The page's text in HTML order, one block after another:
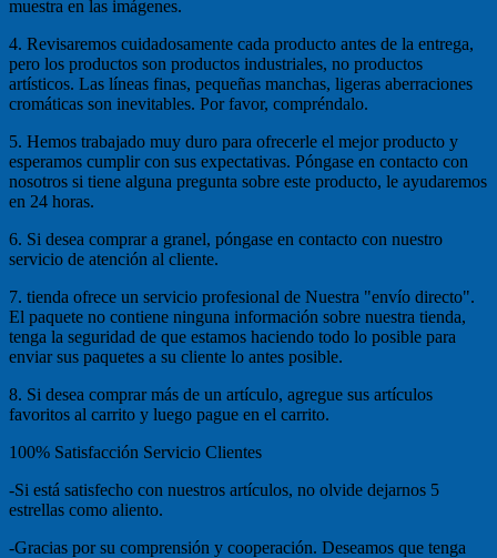
muestra en las imágenes.
4. Revisaremos cuidadosamente cada producto antes de la entrega,
pero los productos son productos industriales, no productos
artísticos. Las líneas finas, pequeñas manchas, ligeras aberraciones
cromáticas son inevitables. Por favor, compréndalo.
5. Hemos trabajado muy duro para ofrecerle el mejor producto y
esperamos cumplir con sus expectativas. Póngase en contacto con
nosotros si tiene alguna pregunta sobre este producto, le ayudaremos
en 24 horas.
6. Si desea comprar a granel, póngase en contacto con nuestro
servicio de atención al cliente.
7. tienda ofrece un servicio profesional de Nuestra "envío directo".
El paquete no contiene ninguna información sobre nuestra tienda,
tenga la seguridad de que estamos haciendo todo lo posible para
enviar sus paquetes a su cliente lo antes posible.
8. Si desea comprar más de un artículo, agregue sus artículos
favoritos al carrito y luego pague en el carrito.
100% Satisfacción Servicio Clientes
-Si está satisfecho con nuestros artículos, no olvide dejarnos 5
estrellas como aliento.
-Gracias por su comprensión y cooperación. Deseamos que tenga